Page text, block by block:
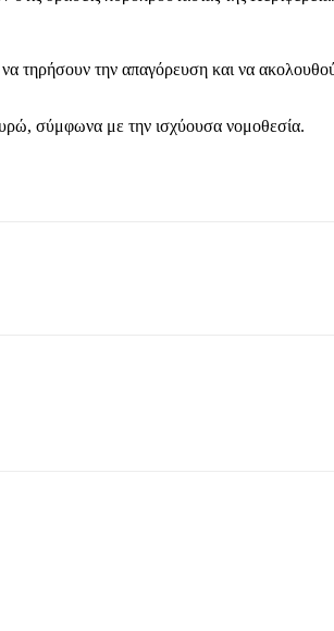
τηρήσουν την απαγόρευση και να
σύμφωνα με την ισχύουσα νομοθεσία.